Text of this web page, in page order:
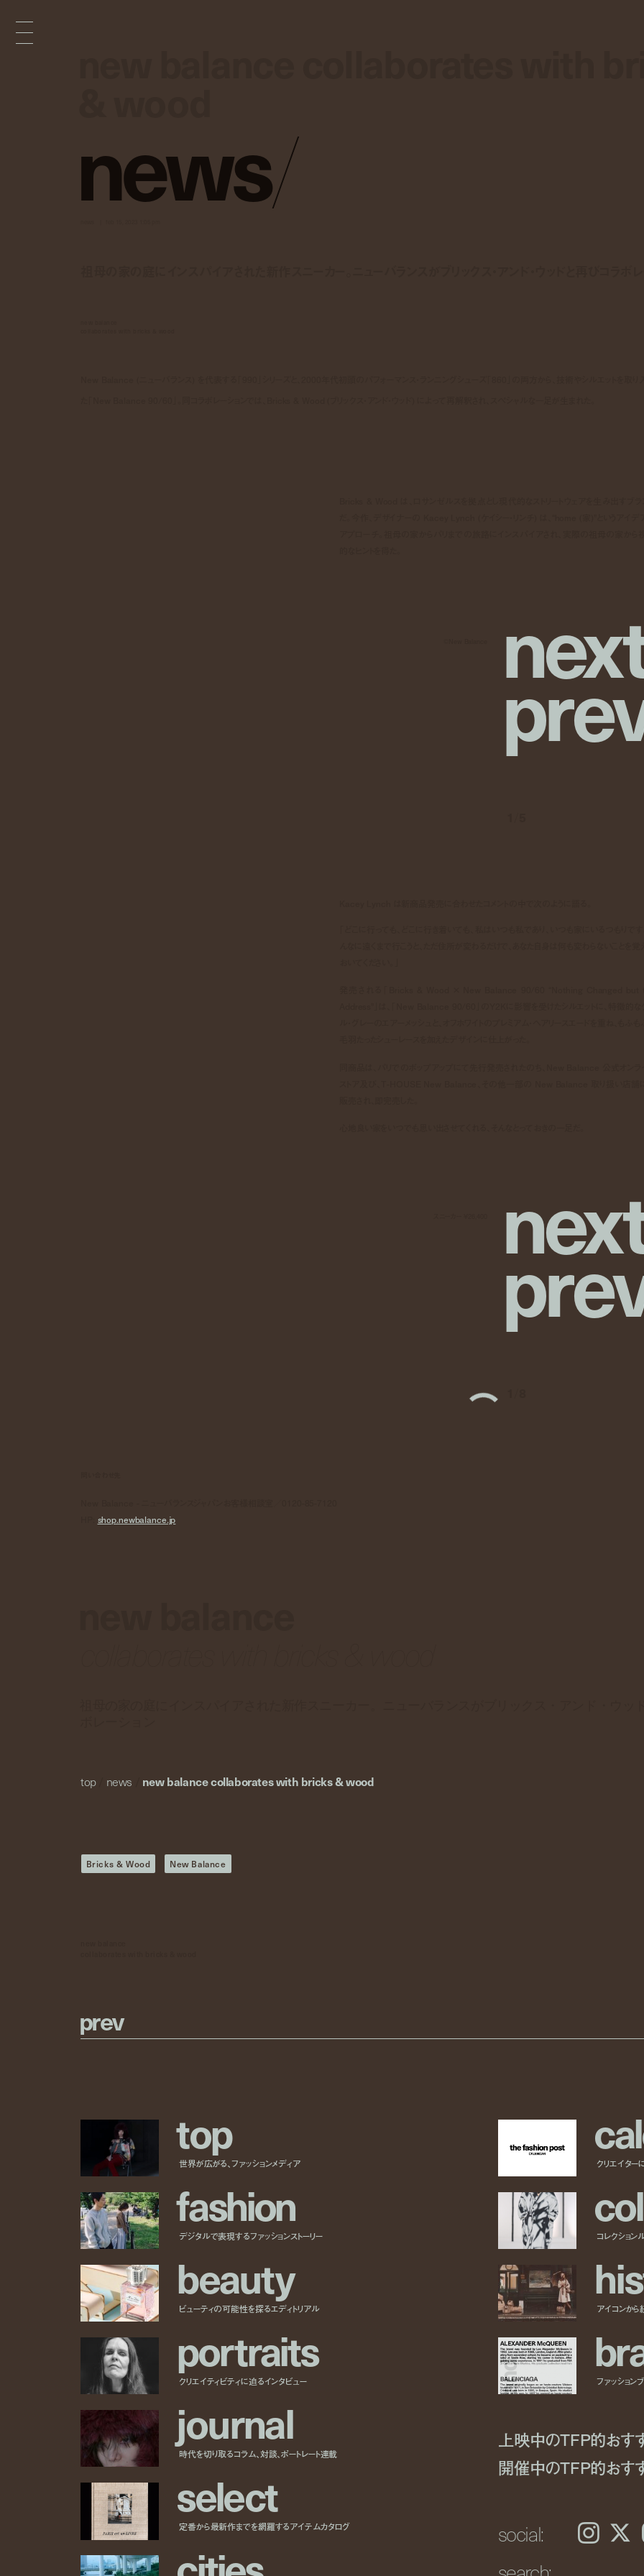
news/
nex
pre
nex
pre
shop.newbalance.jp
top/ news new balance collaborates with bricks & wood
Bricks & Wood New Balance
prev
top
世界が広がる、ファッションメディア
fashion
デジタルで表現するファッションストーリー
beauty
ビューティの可能性を探るエディトリアル
portraits
クリエイティビティに迫るインタビュー
journal
時代を切り取るコラム、対談、ポートレート連載
select
定番から最新作までを網羅するアイテムカタログ
cal
クリエイター
col
コレクション
his
アイコンから
br
ファッション
上映中のTFP的おす
開催中のTFP的おす
social: Instagram 𝕏